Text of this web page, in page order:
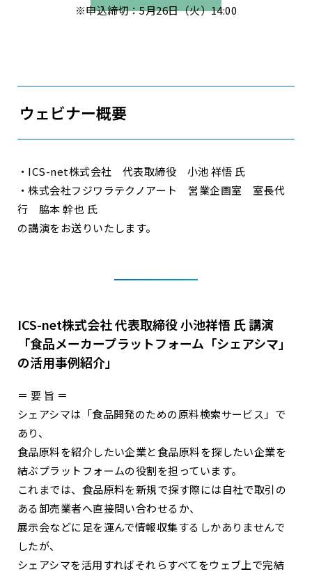
※申込締切：5月26日（火）14:00
ウェビナー概要
・ICS-net株式会社 代表取締役 小池 祥悟 氏
・株式会社フジワラテクノアート 営業企画室 室長代
行 脇本 幹也 氏
の講演をお送りいたします。
ICS-net株式会社 代表取締役 小池祥悟 氏 講演
「食品メーカープラットフォーム「シェアシマ」
の活用事例紹介」
＝ 要 旨 ＝
シェアシマは「食品開発のための原料検索サービス」で
あり、
食品原料を紹介したい企業と食品原料を探したい企業を
結ぶプラットフォームの役割を担っています。
これまでは、食品原料を新規で探す際には自社で取引の
ある卸売業者へ直接問い合わせるか、
展示会などに足を運んで情報収集するしかありませんで
したが、
シェアシマを活用すればそれらすべてをウェブ上で完結